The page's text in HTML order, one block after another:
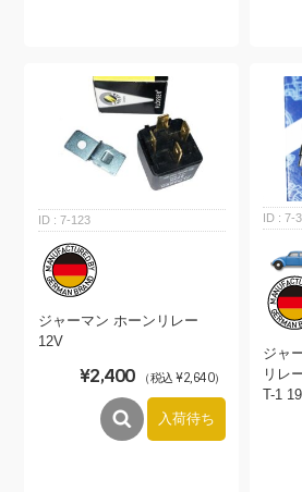
7-123
ジャーマン ホーンリレー
12V
¥2,400 （税込 ¥2,640）
入荷待ち
7-
ジャ
リレ
T-1